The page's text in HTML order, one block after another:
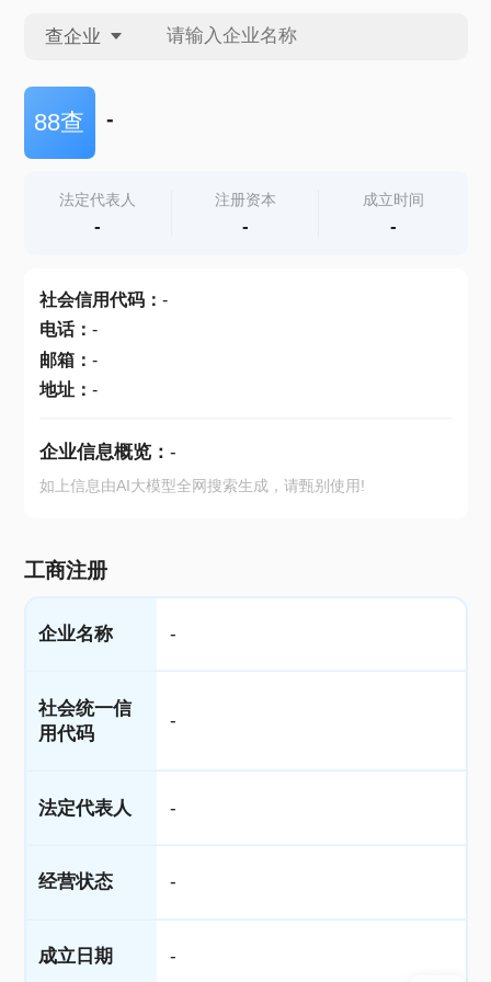
查企业
查企业
查产地
88查 -
法定代表人
-
注册资本
-
成立时间
-
社会信用代码： -
电话： -
邮箱： -
地址： -
企业信息概览： -
如上信息由AI大模型全网搜索生成，请甄别使用!
工商注册
企业名称 -
社会统一信
用代码
-
法定代表人 -
经营状态 -
成立日期 -